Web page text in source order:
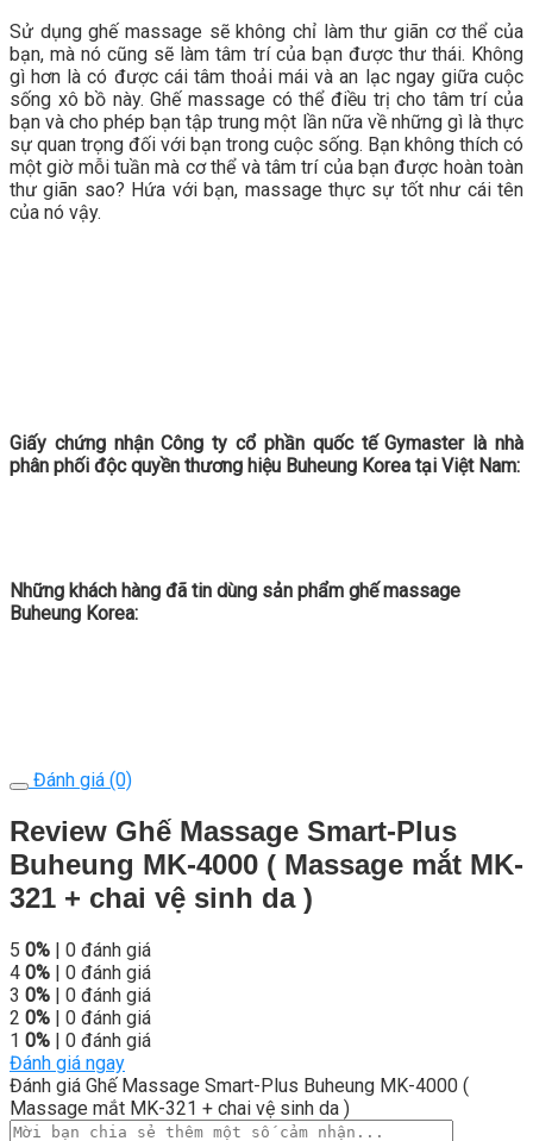
Sử dụng ghế massage sẽ không chỉ làm thư giãn cơ thể của
bạn, mà nó cũng sẽ làm tâm trí của bạn được thư thái. Không
gì hơn là có được cái tâm thoải mái và an lạc ngay giữa cuộc
sống xô bồ này. Ghế massage có thể điều trị cho tâm trí của
bạn và cho phép bạn tập trung một lần nữa về những gì là thực
sự quan trọng đối với bạn trong cuộc sống. Bạn không thích có
một giờ mỗi tuần mà cơ thể và tâm trí của bạn được hoàn toàn
thư giãn sao? Hứa với bạn, massage thực sự tốt như cái tên
của nó vậy.
Giấy chứng nhận Công ty cổ phần quốc tế Gymaster là nhà
phân phối độc quyền thương hiệu Buheung Korea tại Việt Nam:
Những khách hàng đã tin dùng sản phẩm ghế massage
Buheung Korea:
Đánh giá (0)
Review Ghế Massage Smart-Plus
Buheung MK-4000 ( Massage mắt MK-
321 + chai vệ sinh da )
5 0% | 0 đánh giá
4 0% | 0 đánh giá
3 0% | 0 đánh giá
2 0% | 0 đánh giá
1 0% | 0 đánh giá
Đánh giá ngay
Đánh giá Ghế Massage Smart-Plus Buheung MK-4000 (
Massage mắt MK-321 + chai vệ sinh da )